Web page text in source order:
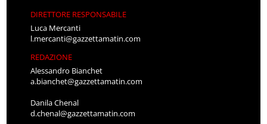
DIRETTORE RESPONSABILE
Luca Mercanti
l.mercanti@gazzettamatin.com
REDAZIONE
Alessandro Bianchet
a.bianchet@gazzettamatin.com
Danila Chenal
d.chenal@gazzettamatin.com